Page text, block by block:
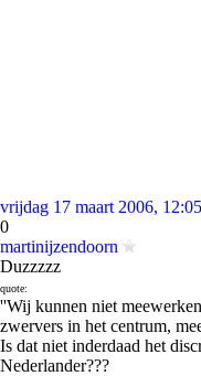
vrijdag 17 maart 2006,
0
martinijzendoorn
Duzzzzz
quote:
''Wij kunnen niet
zwervers in het centrum,
Is dat niet inderdaad het
Nederlander???